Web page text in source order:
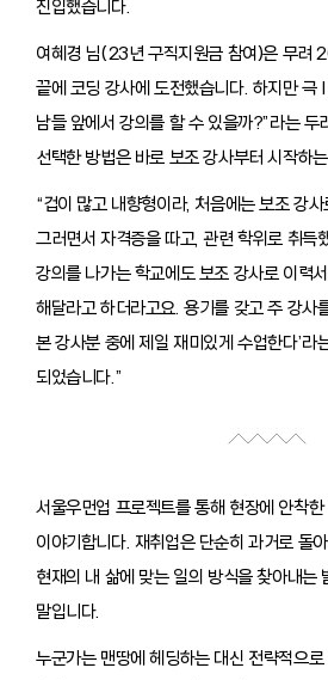
진입했습니다.
여혜경 님(23년 구직지원금 참여)은 무려
끝에 코딩 강사에 도전했습니다. 하지만 극
남들 앞에서 강의를 할 수 있을까?”라는 두
선택한 방법은 바로 보조 강사부터 시작하
“겁이 많고 내향형이라, 처음에는 보조 강사
그러면서 자격증을 따고, 관련 학위로 취득
강의를 나가는 학교에도 보조 강사로 이력
해달라고 하더라고요. 용기를 갖고 주 강사
본 강사분 중에 제일 재미있게 수업한다’라
되었습니다.”
서울우먼업 프로젝트를 통해 현장에 안착
이야기합니다. 재취업은 단순히 과거로 돌아
현재의 내 삶에 맞는 일의 방식을 찾아내는
말입니다.
누군가는 맨땅에 헤딩하는 대신 전략적으